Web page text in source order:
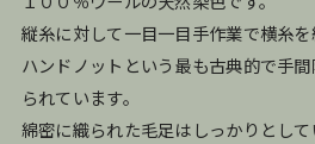
縦糸に対して一目一目手作業で横糸を
ハンドノットという最も古典的で手
られています。
綿密に織られた毛足はしっかりとし